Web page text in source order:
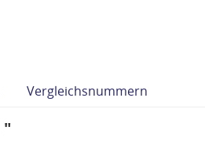
Vergleichsnummern
"